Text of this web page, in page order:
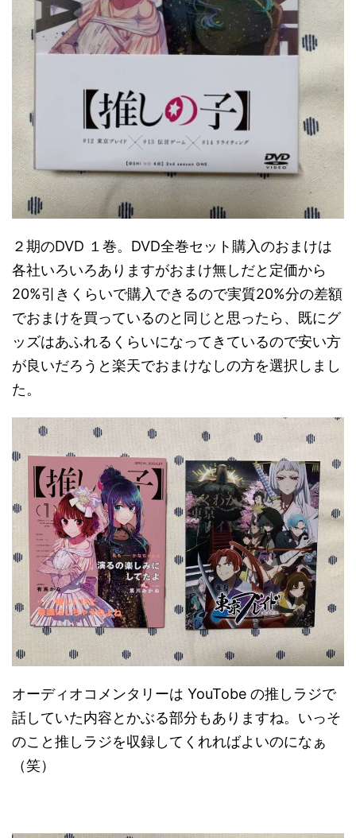
２期のDVD １巻。DVD全巻セット購入のおまけは
各社いろいろありますがおまけ無しだと定価から
20%引きくらいで購入できるので実質20%分の差額
でおまけを買っているのと同じと思ったら、既にグ
ッズはあふれるくらいになってきているので安い方
が良いだろうと楽天でおまけなしの方を選択しまし
た。
オーディオコメンタリーは YouTobe の推しラジで
話していた内容とかぶる部分もありますね。いっそ
のこと推しラジを収録してくれればよいのになぁ
（笑）